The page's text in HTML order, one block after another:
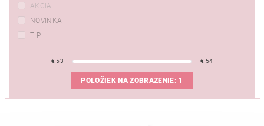
AKCIA
NOVINKA
TIP
€ 53 € 54
POLOŽIEK NA ZOBRAZENIE: 1